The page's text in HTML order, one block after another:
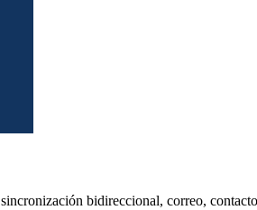
bidireccional, correo,